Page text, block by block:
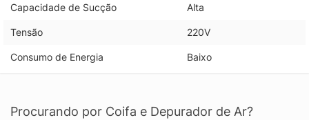
Capacidade de Sucção Alta
Tensão 220V
Consumo de Energia Baixo
Procurando por Coifa e Depurador de Ar?